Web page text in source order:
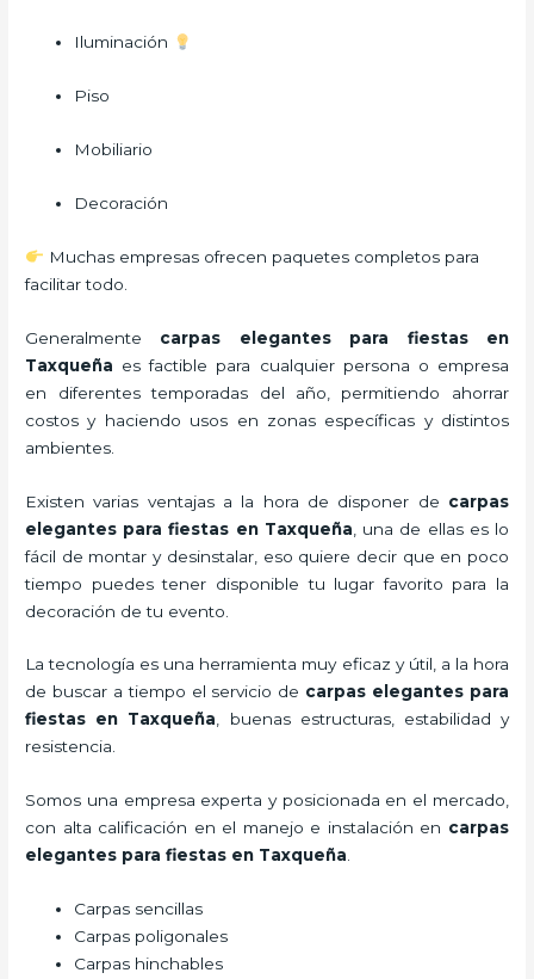
Iluminación
Piso
Mobiliario
Decoración
Muchas empresas ofrecen paquetes completos para
facilitar todo.
Generalmente carpas elegantes para fiestas
en
Taxqueña es factible para cualquier persona o empresa
en diferentes temporadas del año, permitiendo ahorrar
costos y haciendo usos en zonas específicas y distintos
ambientes.
Existen varias ventajas a la hora de disponer de carpas
elegantes para fiestas en Taxqueña , una de ellas es lo
fácil de montar y desinstalar, eso quiere decir que en poco
tiempo puedes tener disponible tu lugar favorito para la
decoración de tu evento.
La tecnología es una herramienta muy eficaz y útil, a la hora
de buscar a tiempo el servicio de carpas elegantes para
fiestas en Taxqueña, buenas estructuras, estabilidad y
resistencia.
Somos una empresa experta y posicionada en el mercado,
con alta calificación en el manejo e instalación en carpas
elegantes para fiestas en Taxqueña.
Carpas sencillas
Carpas poligonales
Carpas hinchables